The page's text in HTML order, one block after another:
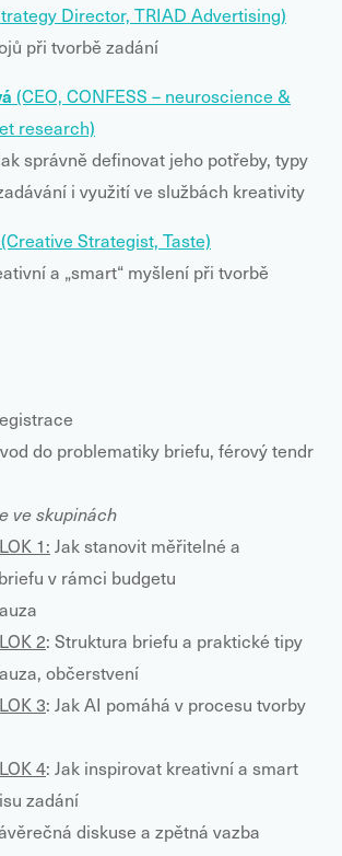
Director, TRIAD Advertising)
při tvorbě zadání
(CEO, CONFESS – neuroscience &
research)
správně definovat jeho potřeby, typy
i využití ve službách kreativity
(Creative Strategist, Taste)
a „smart“ myšlení při tvorbě
do problematiky briefu, férový tendr
ve skupinách
1: Jak stanovit měřitelné a
v rámci budgetu
2: Struktura briefu a praktické tipy
občerstvení
3: Jak AI pomáhá v procesu tvorby
4: Jak inspirovat kreativní a smart
zadání
diskuse a zpětná vazba